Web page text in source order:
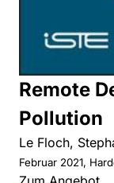
Remote
Pollution
Le Floch,
Februar 2021,